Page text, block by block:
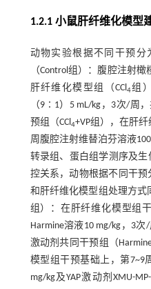
1.2.1 小鼠肝纤维化模型
动物实验根据不同干预分
（Control组）：腹腔注射橄
肝纤维化模型组（CCl4组
（9∶1）5 mL/kg，3次/周
预组（CCl4+VP组），在肝
周腹腔注射维替泊芬溶液
转录组、蛋白组学测序及生
控关系，动物根据不同干
和肝纤维化模型组处理方式
组）：在肝纤维化模型组
Harmine溶液10 mg/kg，3
激动剂共同干预组（
模型组干预基础上，第7~9
mg/kg及YAP激动剂XMU-